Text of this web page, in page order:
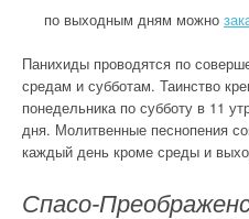
по выходным дням можно
Панихиды проводятся по
средам и субботам. Таинство
понедельника по субботу в 11
дня. Молитвенные песнопения
каждый день кроме среды и
Спасо-